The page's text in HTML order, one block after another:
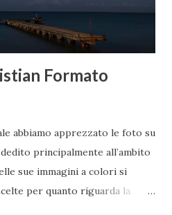
Formato
abbiamo apprezzato le foto su
principalmente all’ambito
sue immagini a colori si
per quanto riguarda la